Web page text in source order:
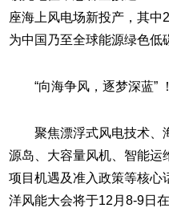
座海上风电场新投产，其中
为中国乃至全球能源绿色低
“向海争风，逐梦深蓝” ！
聚焦漂浮式风电技术、
源岛、大容量风机、智能运
项目机遇及准入政策等核心
洋风能大会将于12月8-9日在